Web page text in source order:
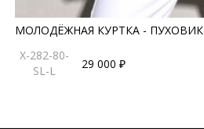
МОЛОДЁЖНАЯ КУРТКА - ПУХОВИК
X-282-80-
SL-L
29 000 ₽